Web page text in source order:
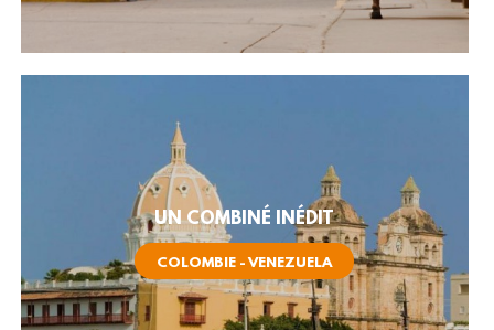
UN COMBINÉ INÉDIT
COLOMBIE - VENEZUELA